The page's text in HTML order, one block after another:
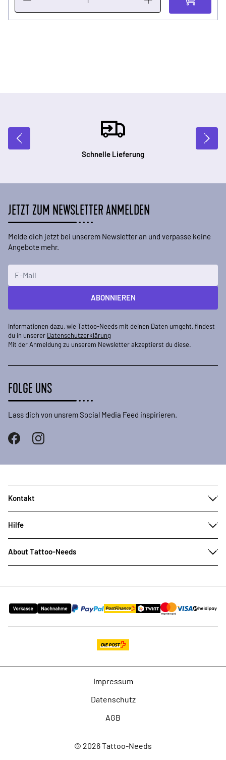
Schnelle Lieferung
JETZT ZUM NEWSLETTER ANMELDEN
Melde dich jetzt bei unserem Newsletter an und verpasse keine
Angebote mehr.
ABONNIEREN
Informationen dazu, wie Tattoo-Needs mit deinen Daten umgeht, findest
du in unserer Datenschutzerklärung
Mit der Anmeldung zu unserem Newsletter akzeptierst du diese.
FOLGE UNS
Lass dich von unsrem Social Media Feed inspirieren.
Kontakt
Hilfe
About Tattoo-Needs
© 2026 Tattoo-Needs
Impressum
Datenschutz
AGB